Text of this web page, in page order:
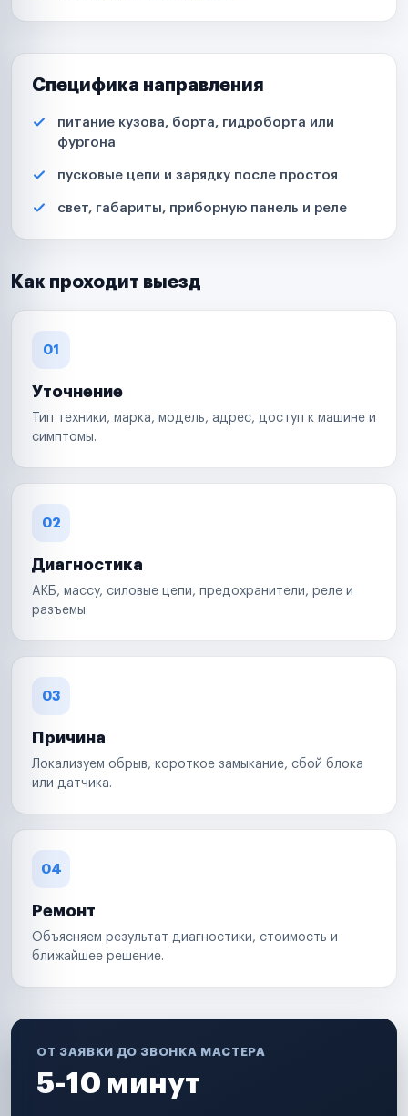
Специфика направления
питание кузова, борта, гидроборта или
фургона
пусковые цепи и зарядку после простоя
свет, габариты, приборную панель и реле
Как проходит выезд
01
Уточнение
Тип техники, марка, модель, адрес, доступ к машине и
симптомы.
02
Диагностика
АКБ, массу, силовые цепи, предохранители, реле и
разъемы.
03
Причина
Локализуем обрыв, короткое замыкание, сбой блока
или датчика.
04
Ремонт
Объясняем результат диагностики, стоимость и
ближайшее решение.
ОТ ЗАЯВКИ ДО ЗВОНКА МАСТЕРА
5-10 минут